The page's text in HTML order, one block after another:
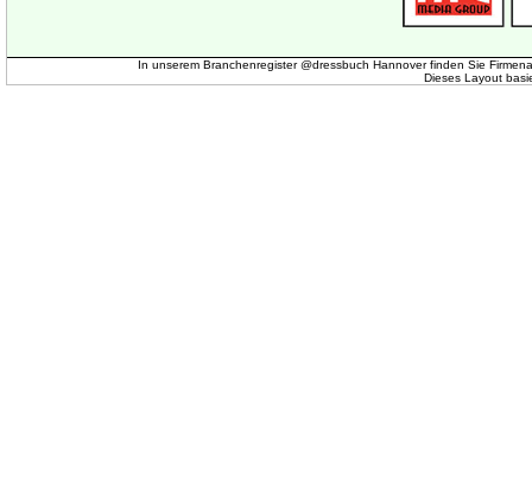
In unserem Branchenregister @dressbuch Hannover finden Sie
Dieses Layout